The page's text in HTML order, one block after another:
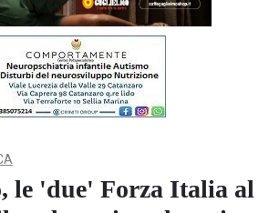
le 'due' Forza Italia al